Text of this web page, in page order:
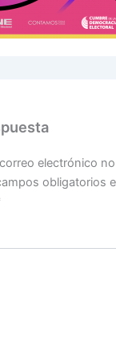
electrónico
obligatorios